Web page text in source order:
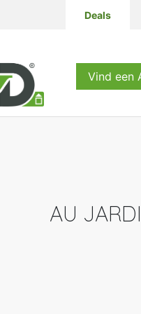
Deals
Vind een
AU